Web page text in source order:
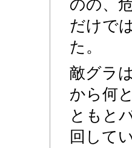
のの、
だけで
た。
敵グラ
から何
ともと
回して